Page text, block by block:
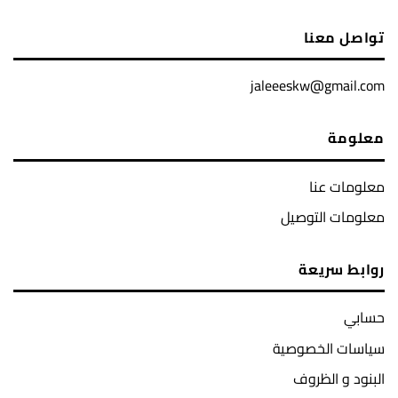
تواصل معنا
jaleeeskw@gmail.com
معلومة
معلومات عنا
معلومات التوصيل
روابط سريعة
حسابي
سياسات الخصوصية
البنود و الظروف